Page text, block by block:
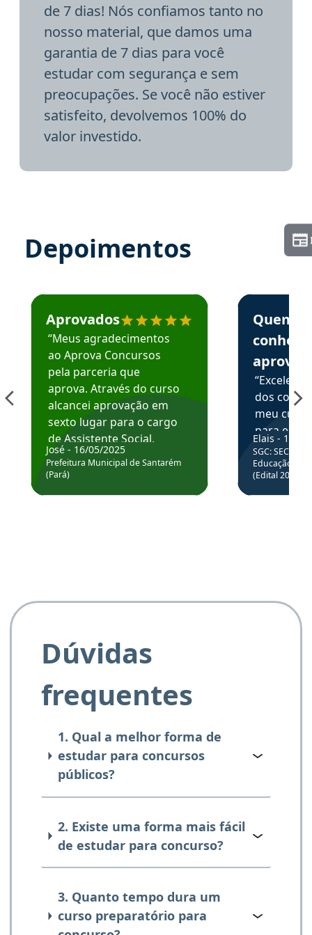
de 7 dias! Nós confiamos tanto no
nosso material, que damos uma
garantia de 7 dias para você
estudar com segurança e sem
preocupações. Se você não estiver
satisfeito, devolvemos 100% do
valor investido.
Depoimentos
Estudante José recomenda o Aprova Concursos em
Aprovados
“Meus agradecimentos
ao Aprova Concursos
pela parceria que
aprova. Através do curso
alcancei aprovação em
sexto lugar para o cargo
de Assistente Social.
Hoje estou atuando na
Prefeitura de Santarém.
José - 16/05/2025
Prefeitura Municipal de Santarém
(Pará)
Estudante
Quem
aprova
dos
meu
para
colocar
através
de
Elais - 15/
SGC: SEC BA
Educação
(Edital
Dúvidas
frequentes
1. Qual a melhor forma de
estudar para concursos
públicos?
2. Existe uma forma mais fácil
de estudar para concurso?
3. Quanto tempo dura um
curso preparatório para